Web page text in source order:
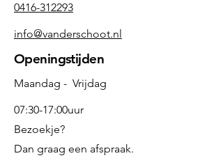
0416-312293
info@vanderschoot.nl
Openingstijden
Maandag - Vrijdag
07:30-17:00uur
Bezoekje?
Dan graag een afspraak.